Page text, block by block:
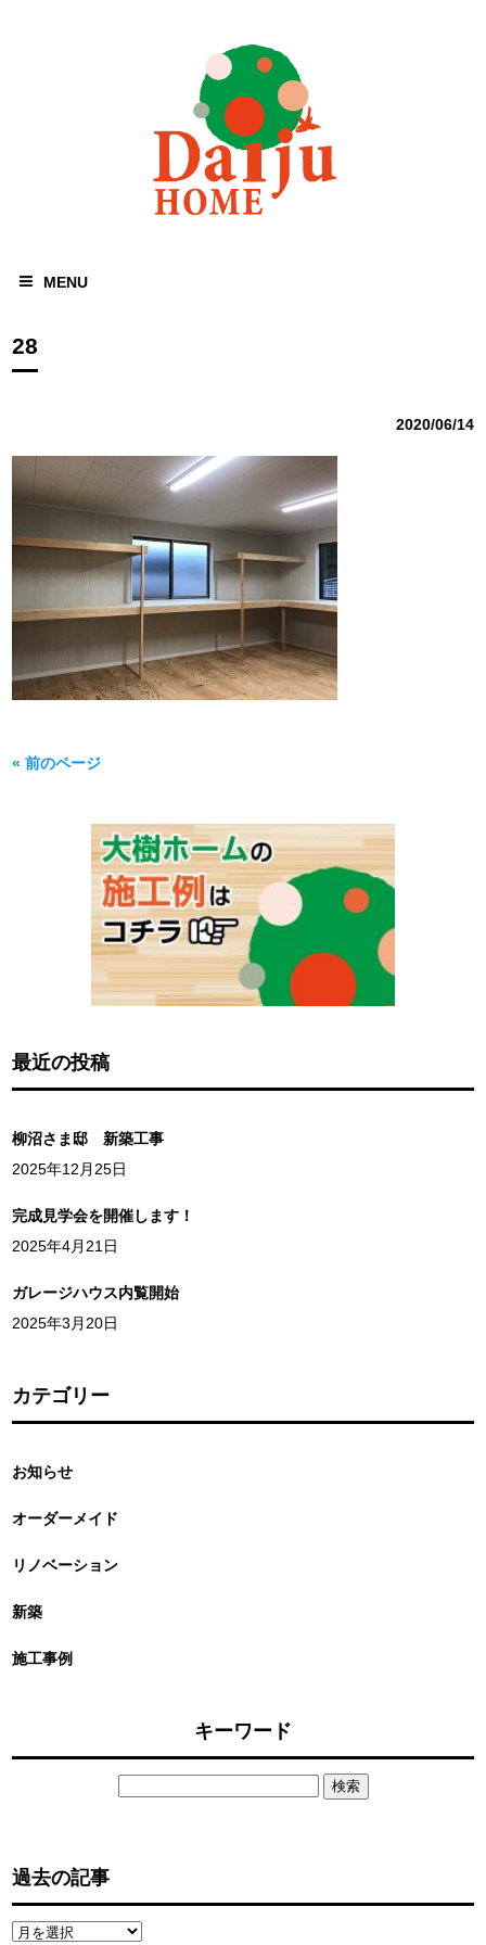
MENU
28
2020/06/14
« 前のページ
最近の投稿
柳沼さま邸 新築工事
2025年12月25日
完成見学会を開催します！
2025年4月21日
ガレージハウス内覧開始
2025年3月20日
カテゴリー
お知らせ
オーダーメイド
リノベーション
新築
施工事例
キーワード
過去の記事
過